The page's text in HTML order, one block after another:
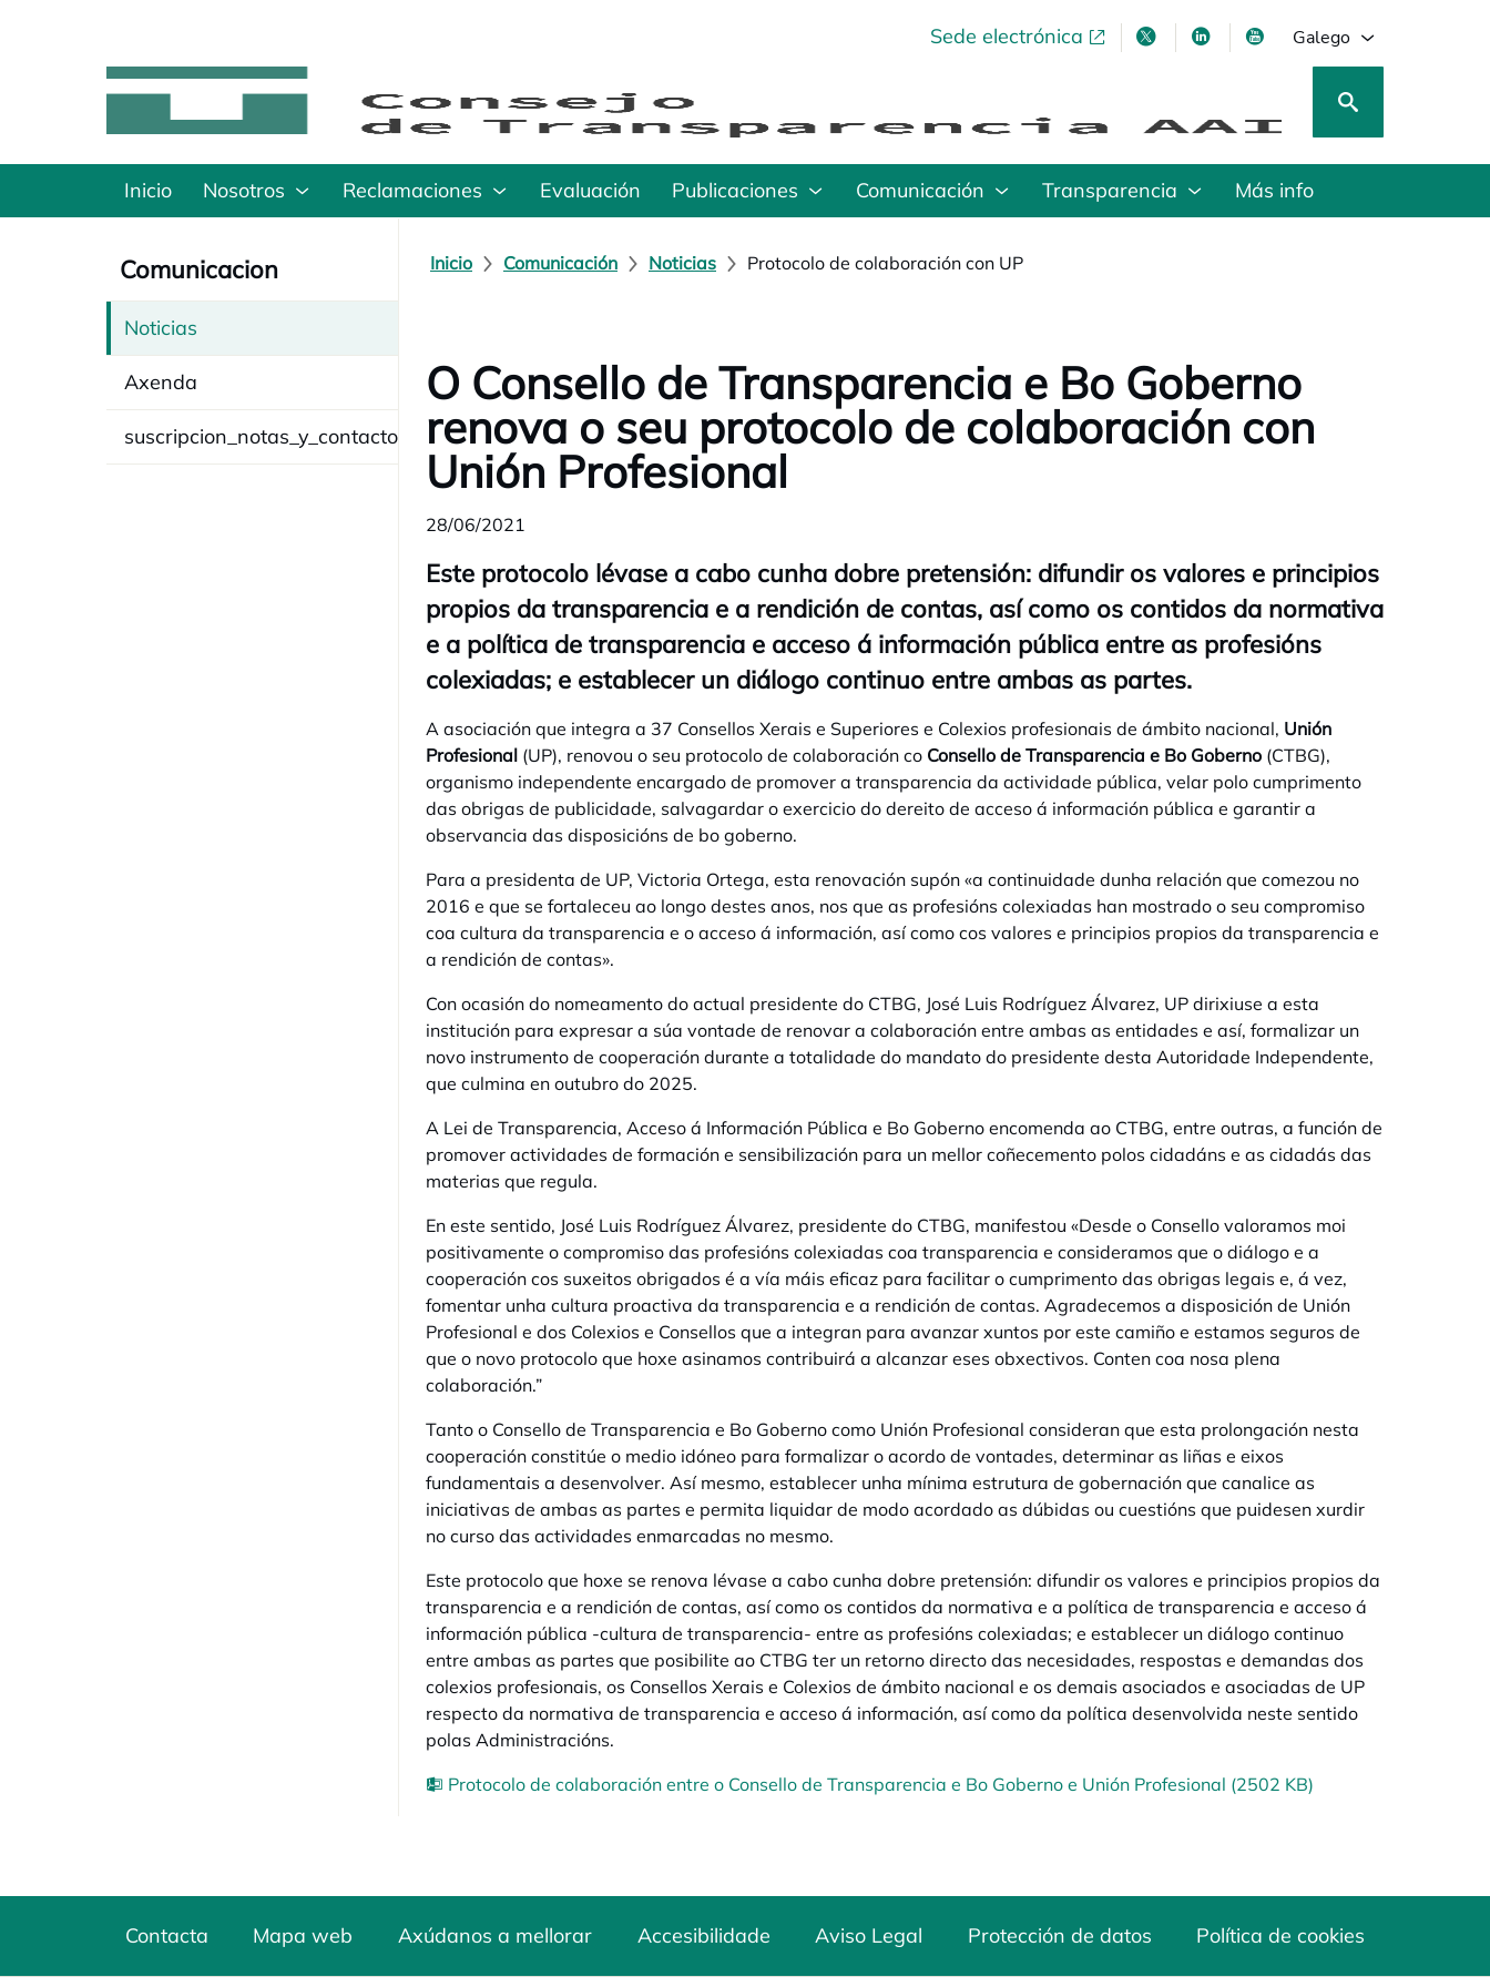
Sede electrónicaopens in a new tabopens in a new tab
opens in a new tab
opens in a new tab
Galego
Inicio Nosotros Reclamaciones Evaluación Publicaciones Comunicación Transparencia Más info
Comunicacion
Noticias
Axenda
suscripcion_notas_y_contacto
Inicio Comunicación Noticias Protocolo de colaboración con UP
O Consello de Transparencia e Bo Goberno
renova o seu protocolo de colaboración con
Unión Profesional
28/06/2021
Este protocolo lévase a cabo cunha dobre pretensión: difundir os valores e principios
propios da transparencia e a rendición de contas, así como os contidos da normativa
e a política de transparencia e acceso á información pública entre as profesións
colexiadas; e establecer un diálogo continuo entre ambas as partes.
A asociación que integra a 37 Consellos Xerais e Superiores e Colexios profesionais de ámbito nacional, Unión
Profesional (UP), renovou o seu protocolo de colaboración co Consello de Transparencia e Bo Goberno (CTBG),
organismo independente encargado de promover a transparencia da actividade pública, velar polo cumprimento
das obrigas de publicidade, salvagardar o exercicio do dereito de acceso á información pública e garantir a
observancia das disposicións de bo goberno.
Para a presidenta de UP, Victoria Ortega, esta renovación supón «a continuidade dunha relación que comezou no
2016 e que se fortaleceu ao longo destes anos, nos que as profesións colexiadas han mostrado o seu compromiso
coa cultura da transparencia e o acceso á información, así como cos valores e principios propios da transparencia e
a rendición de contas».
Con ocasión do nomeamento do actual presidente do CTBG, José Luis Rodríguez Álvarez, UP dirixiuse a esta
institución para expresar a súa vontade de renovar a colaboración entre ambas as entidades e así, formalizar un
novo instrumento de cooperación durante a totalidade do mandato do presidente desta Autoridade Independente,
que culmina en outubro do 2025.
A Lei de Transparencia, Acceso á Información Pública e Bo Goberno encomenda ao CTBG, entre outras, a función de
promover actividades de formación e sensibilización para un mellor coñecemento polos cidadáns e as cidadás das
materias que regula.
En este sentido, José Luis Rodríguez Álvarez, presidente do CTBG, manifestou «Desde o Consello valoramos moi
positivamente o compromiso das profesións colexiadas coa transparencia e consideramos que o diálogo e a
cooperación cos suxeitos obrigados é a vía máis eficaz para facilitar o cumprimento das obrigas legais e, á vez,
fomentar unha cultura proactiva da transparencia e a rendición de contas. Agradecemos a disposición de Unión
Profesional e dos Colexios e Consellos que a integran para avanzar xuntos por este camiño e estamos seguros de
que o novo protocolo que hoxe asinamos contribuirá a alcanzar eses obxectivos. Conten coa nosa plena
colaboración.”
Tanto o Consello de Transparencia e Bo Goberno como Unión Profesional consideran que esta prolongación nesta
cooperación constitúe o medio idóneo para formalizar o acordo de vontades, determinar as liñas e eixos
fundamentais a desenvolver. Así mesmo, establecer unha mínima estrutura de gobernación que canalice as
iniciativas de ambas as partes e permita liquidar de modo acordado as dúbidas ou cuestións que puidesen xurdir
no curso das actividades enmarcadas no mesmo.
Este protocolo que hoxe se renova lévase a cabo cunha dobre pretensión: difundir os valores e principios propios da
transparencia e a rendición de contas, así como os contidos da normativa e a política de transparencia e acceso á
información pública -cultura de transparencia- entre as profesións colexiadas; e establecer un diálogo continuo
entre ambas as partes que posibilite ao CTBG ter un retorno directo das necesidades, respostas e demandas dos
colexios profesionais, os Consellos Xerais e Colexios de ámbito nacional e os demais asociados e asociadas de UP
respecto da normativa de transparencia e acceso á información, así como da política desenvolvida neste sentido
polas Administracións.
Protocolo de colaboración entre o Consello de Transparencia e Bo Goberno e Unión Profesional (2502 KB)
Contacta Mapa web Axúdanos a mellorar Accesibilidade Aviso Legal Protección de datos Política de cookies